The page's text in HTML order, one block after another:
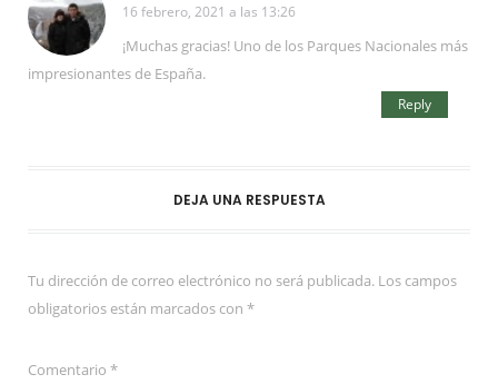
16 febrero, 2021 a las 13:26
¡Muchas gracias! Uno de los Parques Nacionales más
impresionantes de España.
Reply
DEJA UNA RESPUESTA
Tu dirección de correo electrónico no será publicada. Los campos
obligatorios están marcados con *
Comentario *